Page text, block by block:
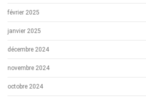
février 2025
janvier 2025
décembre 2024
novembre 2024
octobre 2024